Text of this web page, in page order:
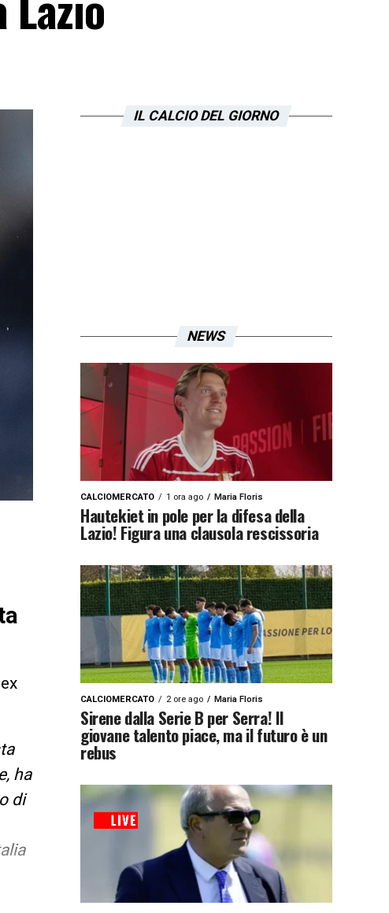
ha
di
IL CALCIO DEL GIORNO
NEWS
CALCIOMERCATO 1 ora ago Maria Floris
Hautekiet in pole per la difesa della
Lazio! Figura una clausola rescissoria
CALCIOMERCATO 2 ore ago Maria Floris
Sirene dalla Serie B per Serra! Il
giovane talento piace, ma il futuro è un
rebus